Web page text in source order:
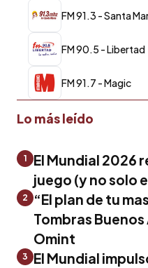
FM 91.3 - Santa
FM 90.5 - Libertad
FM 91.7 - Magic
Lo más leído
1
El Mundial 2026
juego (y no solo
2
“El plan de tu
Tombras
Omint
3
El Mundial